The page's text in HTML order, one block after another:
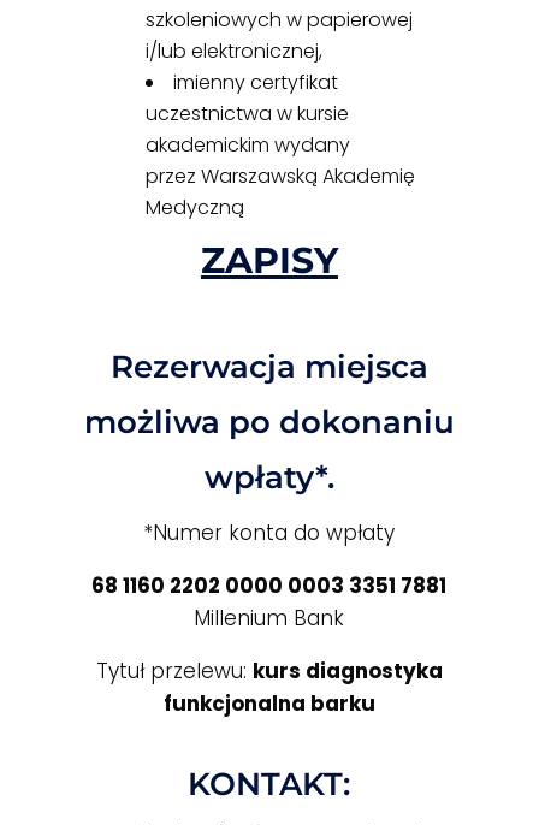
szkoleniowych w papierowej
i/lub elektronicznej,
imienny certyfikat
uczestnictwa w kursie
akademickim wydany
przez Warszawską Akademię
Medyczną
ZAPISY
Rezerwacja miejsca
możliwa po dokonaniu
wpłaty*.
*Numer konta do wpłaty
68 1160 2202 0000 0003 3351 7881
Millenium Bank
Tytuł przelewu: kurs diagnostyka
funkcjonalna barku
KONTAKT: